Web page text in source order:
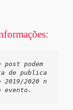
podem
de publica
2020 n
evento.